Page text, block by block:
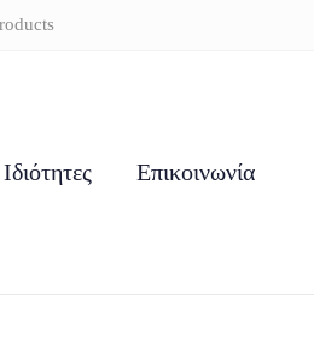
Ιδιότητες Επικοινωνία